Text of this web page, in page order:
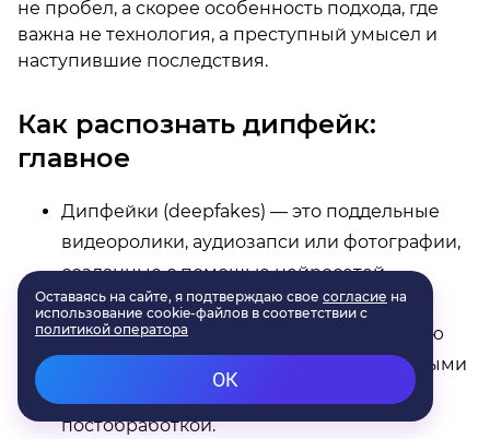
не пробел, а скорее особенность подхода, где
важна не технология, а преступный умысел и
наступившие последствия.
Как распознать дипфейк:
главное
Дипфейки (deepfakes) — это поддельные
видеоролики, аудиозапси или фотографии,
созданные с помощью нейросетей.
Создать их может кто угодно, но
действительно качественную генерацию
можно сделать только профессиональными
постобработкой.